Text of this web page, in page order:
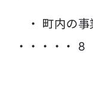
・ 町内の
・・・・・ 8